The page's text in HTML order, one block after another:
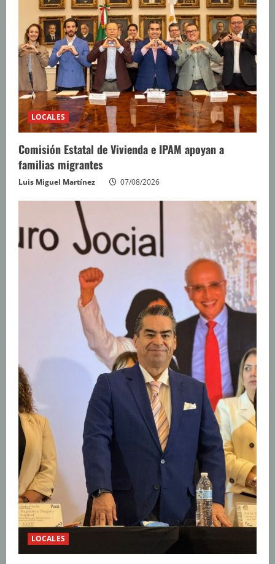
LOCALES
Comisión Estatal de Vivienda e IPAM apoyan a
familias migrantes
Luis Miguel Martínez 07/08/2026
LOCALES